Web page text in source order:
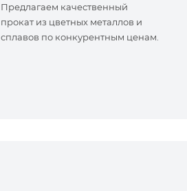
Предлагаем качественный
прокат из цветных металлов и
сплавов по конкурентным ценам.